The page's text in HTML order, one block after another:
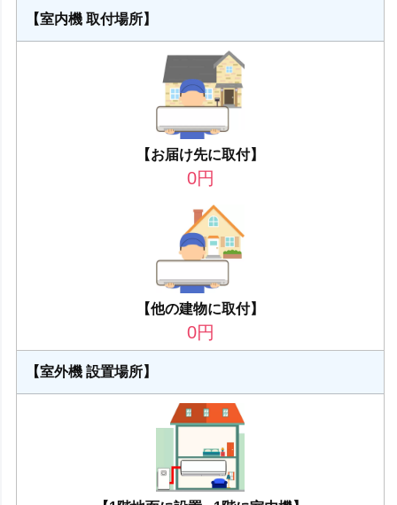
【室内機 取付場所】
【お届け先に取付】
0円
【他の建物に取付】
0円
【室外機 設置場所】